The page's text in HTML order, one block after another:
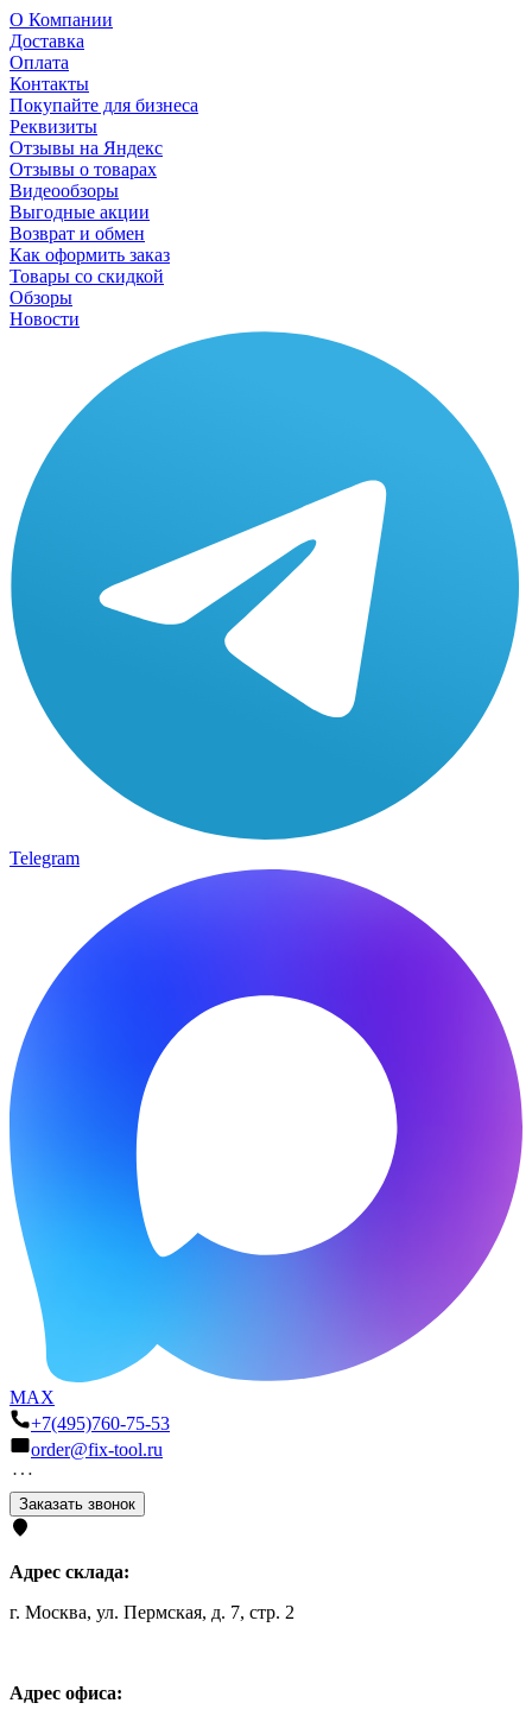
О Компании
Доставка
Оплата
Контакты
Покупайте для бизнеса
Реквизиты
Отзывы на Яндекс
Отзывы о товарах
Видеообзоры
Выгодные акции
Возврат и обмен
Как оформить заказ
Товары со скидкой
Обзоры
Новости
Telegram
MAX
+7(495)760-75-53
order@fix-tool.ru
Заказать звонок
Адрес склада:
г. Москва, ул. Пермская, д. 7, стр. 2
Адрес офиса: